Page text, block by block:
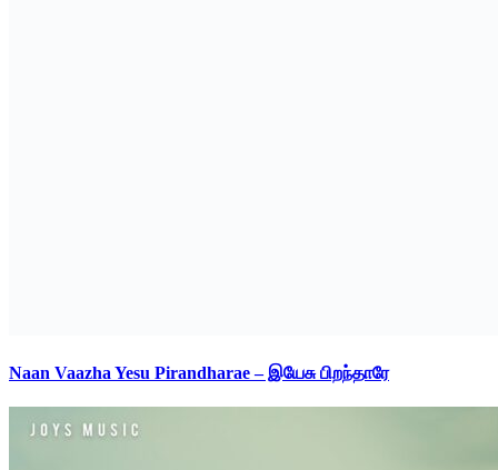
Naan Vaazha Yesu Pirandharae – இயேசு பிறந்தாரே